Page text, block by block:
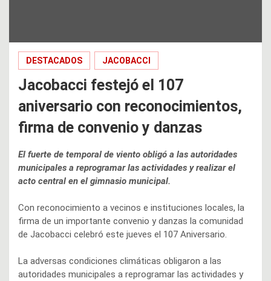
DESTACADOS JACOBACCI
Jacobacci festejó el 107
aniversario con reconocimientos,
firma de convenio y danzas
El fuerte de temporal de viento obligó a las autoridades
municipales a reprogramar las actividades y realizar el
acto central en el gimnasio municipal.
Con reconocimiento a vecinos e instituciones locales, la
firma de un importante convenio y danzas la comunidad
de Jacobacci celebró este jueves el 107 Aniversario.
La adversas condiciones climáticas obligaron a las
autoridades municipales a reprogramar las actividades y